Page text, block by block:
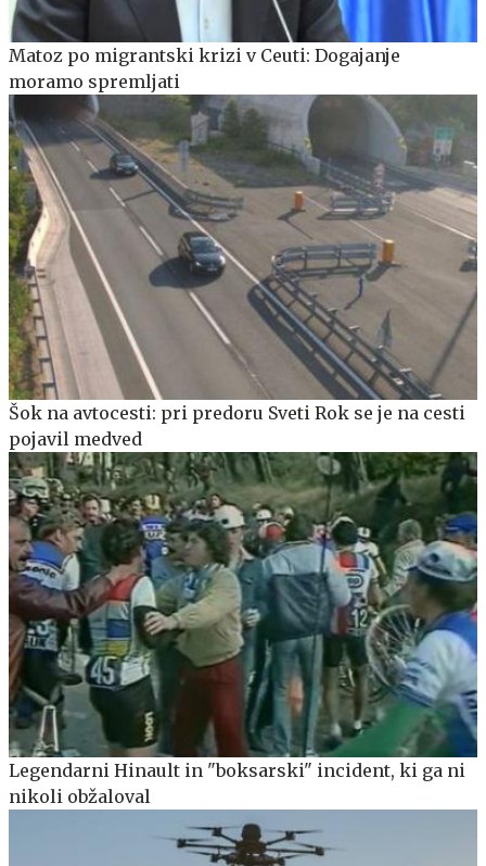
Matoz po migrantski krizi v Ceuti: Dogajanje
moramo spremljati
Šok na avtocesti: pri predoru Sveti Rok se je na cesti
pojavil medved
Legendarni Hinault in "boksarski" incident, ki ga ni
nikoli obžaloval